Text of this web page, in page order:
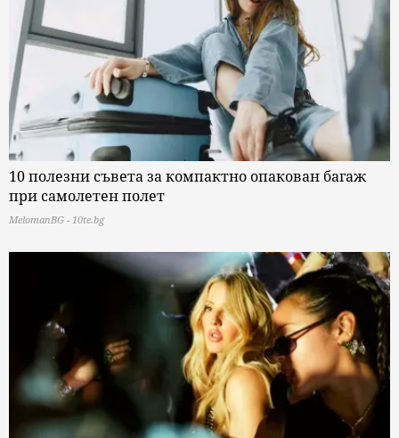
10 полезни съвета за компактно опакован багаж
при самолетен полет
MelomanBG - 10te.bg